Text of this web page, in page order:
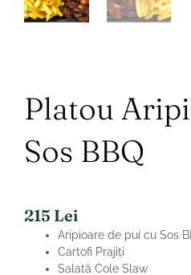
Platou
Sos BBQ
215 Lei
Aripioare de pui cu Sos
Cartofi Prajiți
Salată Cole Slaw